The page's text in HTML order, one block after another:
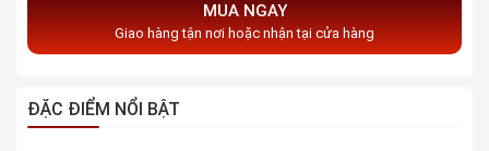
MUA NGAY
Giao hàng tận nơi hoặc nhận tại cửa hàng
ĐẶC ĐIỂM NỔI BẬT